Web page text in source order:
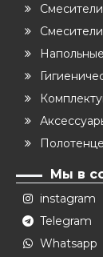
Мы в
instagram
Telegram
Whatsapp